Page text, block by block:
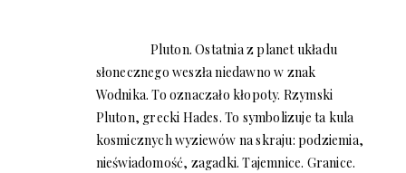
Pluton. Ostatnia z planet układu
słonecznego weszła niedawno w znak
Wodnika. To oznaczało kłopoty. Rzymski
Pluton, grecki Hades. To symbolizuje ta kula
kosmicznych wyziewów na skraju: podziemia,
nieświadomość, zagadki. Tajemnice. Granice.